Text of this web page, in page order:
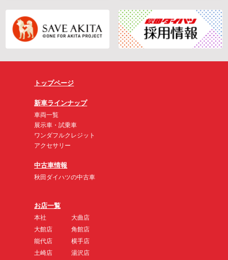
トップページ
新車ラインナップ
車両一覧
展示車・試乗車
ワンダフルクレジット
アクセサリー
中古車情報
秋田ダイハツの中古車
お店一覧
本社
大館店
能代店
土崎店
大曲店
角館店
横手店
湯沢店